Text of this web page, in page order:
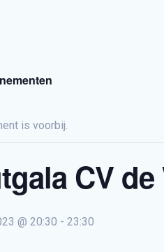
is voorbij.
CV
@ 20:30 - 23:30